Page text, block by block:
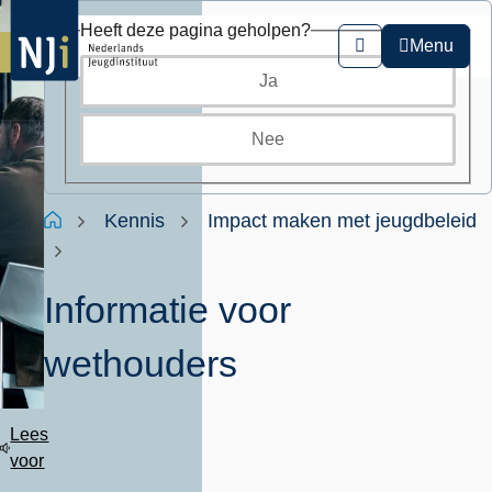
Overslaan
en
naar
de
inhoud
gaan
Zoeken
Menu
Kruimelpad
HomeKennis Impact maken met jeugdbeleid
Informatie voor
wethouders
Lees
voor
Heeft deze pagina geholpen?
Ja
Nee